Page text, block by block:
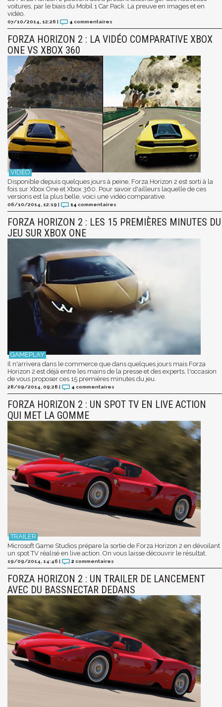
voitures, par le biais du Mobil 1 Car Pack. La preuve en images et en
vidéo.
07/10/2014, 12:26 4 commentaires
FORZA HORIZON 2 : LA VIDÉO COMPARATIVE XBOX
ONE VS XBOX 360
Disponible depuis quelques jours à peine, Forza Horizon 2 est sorti à la
fois sur Xbox One et Xbox 360. Pour savoir d'ailleurs laquelle de ces
versions est la plus belle, voici une vidéo comparative.
06/10/2014, 12:19 | 14 commentaires
FORZA HORIZON 2 : LES 15 PREMIÈRES MINUTES DU
JEU SUR XBOX ONE
Il n'arrivera dans le commerce que dans quelques jours mais Forza
Horizon 2 est déjà entre les mains de la presse et des experts, l'occasion
de vous proposer ces 15 premières minutes du jeu.
28/09/2014, 09:28 | 4 commentaires
FORZA HORIZON 2 : UN SPOT TV EN LIVE ACTION
QUI MET LA GOMME
Microsoft Game Studios prépare la sortie de Forza Horizon 2 en dévoilant
un spot TV réalisé en live action. On vous laisse découvrir le résultat.
19/09/2014, 14:46 | 2 commentaires
FORZA HORIZON 2 : UN TRAILER DE LANCEMENT
AVEC DU BASSNECTAR DEDANS